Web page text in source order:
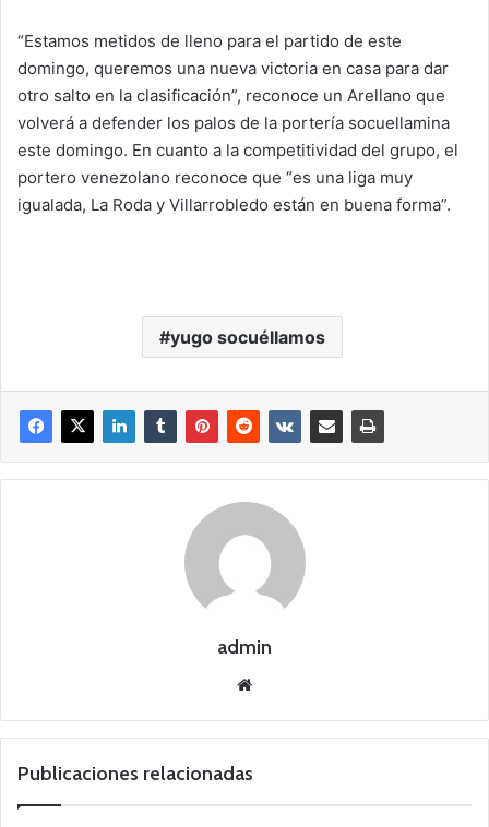
“Estamos metidos de lleno para el partido de este
domingo, queremos una nueva victoria en casa para dar
otro salto en la clasificación”, reconoce un Arellano que
volverá a defender los palos de la portería socuellamina
este domingo. En cuanto a la competitividad del grupo, el
portero venezolano reconoce que “es una liga muy
igualada, La Roda y Villarrobledo están en buena forma”.
yugo socuéllamos
admin
we
Publicaciones relacionadas